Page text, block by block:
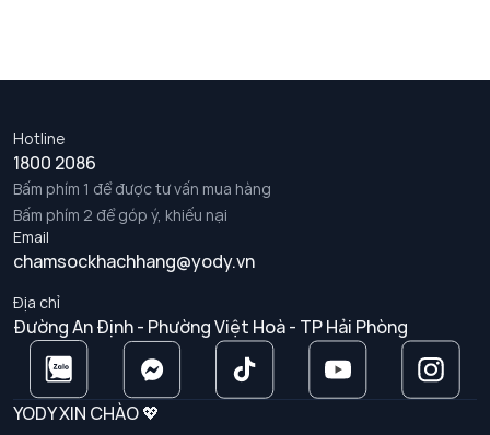
Hotline
1800 2086
Bấm phím 1 để được tư vấn mua hàng
Bấm phím 2 để góp ý, khiếu nại
Email
chamsockhachhang@yody.vn
Địa chỉ
Đường An Định - Phường Việt Hoà - TP Hải Phòng
YODY XIN CHÀO 💖